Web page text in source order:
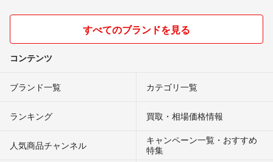
すべてのブランドを見る
コンテンツ
ブランド一覧 カテゴリ一覧
ランキング 買取・相場価格情報
人気商品チャンネル
キャンペーン一覧・おすすめ
特集